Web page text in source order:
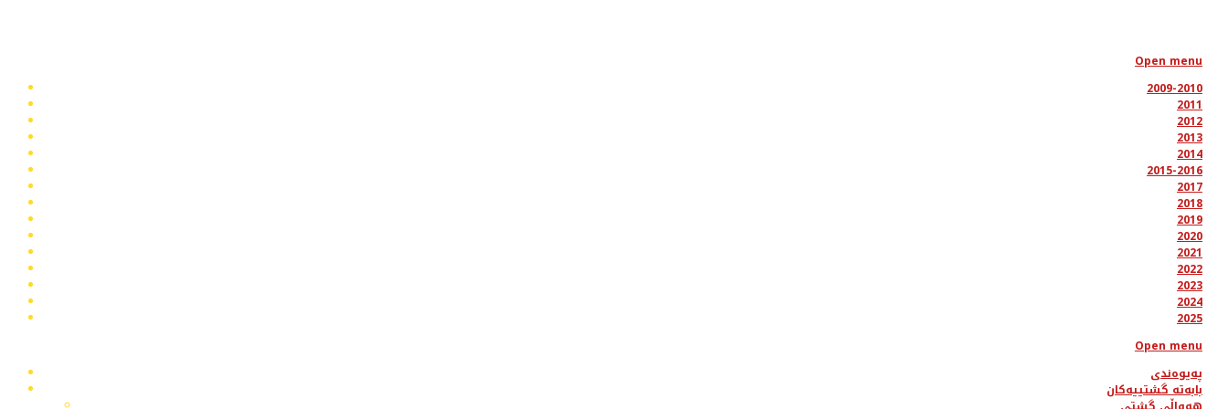
Open menu
2009-2010
2011
2012
2013
2014
2015-2016
2017
2018
2019
2020
2021
2022
2023
2024
2025
Open menu
پەیوەندی
بابەتە گشتییەکان